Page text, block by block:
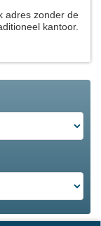
adres zonder de
kantoor.